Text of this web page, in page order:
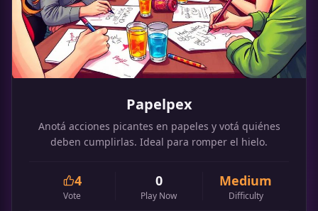
Papelpex
Anotá acciones picantes en papeles y votá quiénes
deben cumplirlas. Ideal para romper el hielo.
4
Vote
0
Play Now
Medium
Difficulty